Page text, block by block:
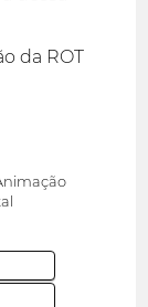
da ROT